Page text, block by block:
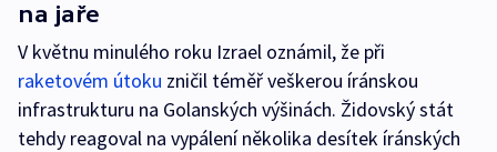
na jaře
V květnu minulého roku Izrael oznámil, že při
raketovém útoku zničil téměř veškerou íránskou
infrastrukturu na Golanských výšinách. Židovský stát
tehdy reagoval na vypálení několika desítek íránských